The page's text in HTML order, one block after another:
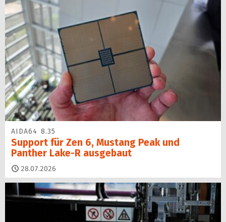
AIDA64 8.35
Support für Zen 6, Mustang Peak und
Panther Lake-R ausgebaut
28.07.2026